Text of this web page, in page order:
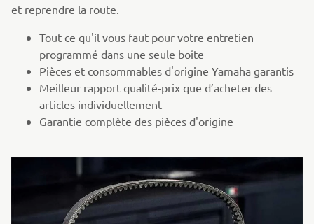
et reprendre la route.
Tout ce qu'il vous faut pour votre entretien
programmé dans une seule boîte
Pièces et consommables d'origine Yamaha garantis
Meilleur rapport qualité-prix que d’acheter des
articles individuellement
Garantie complète des pièces d'origine